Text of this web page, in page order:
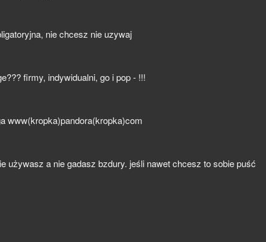
nie chcesz nie uzywaj
firmy, indywidualni, go i pop - !!!
www(kropka)pandora(kropka)com
używasz a nie gadasz bzdury. jeśli nawet chcesz to sobie puść